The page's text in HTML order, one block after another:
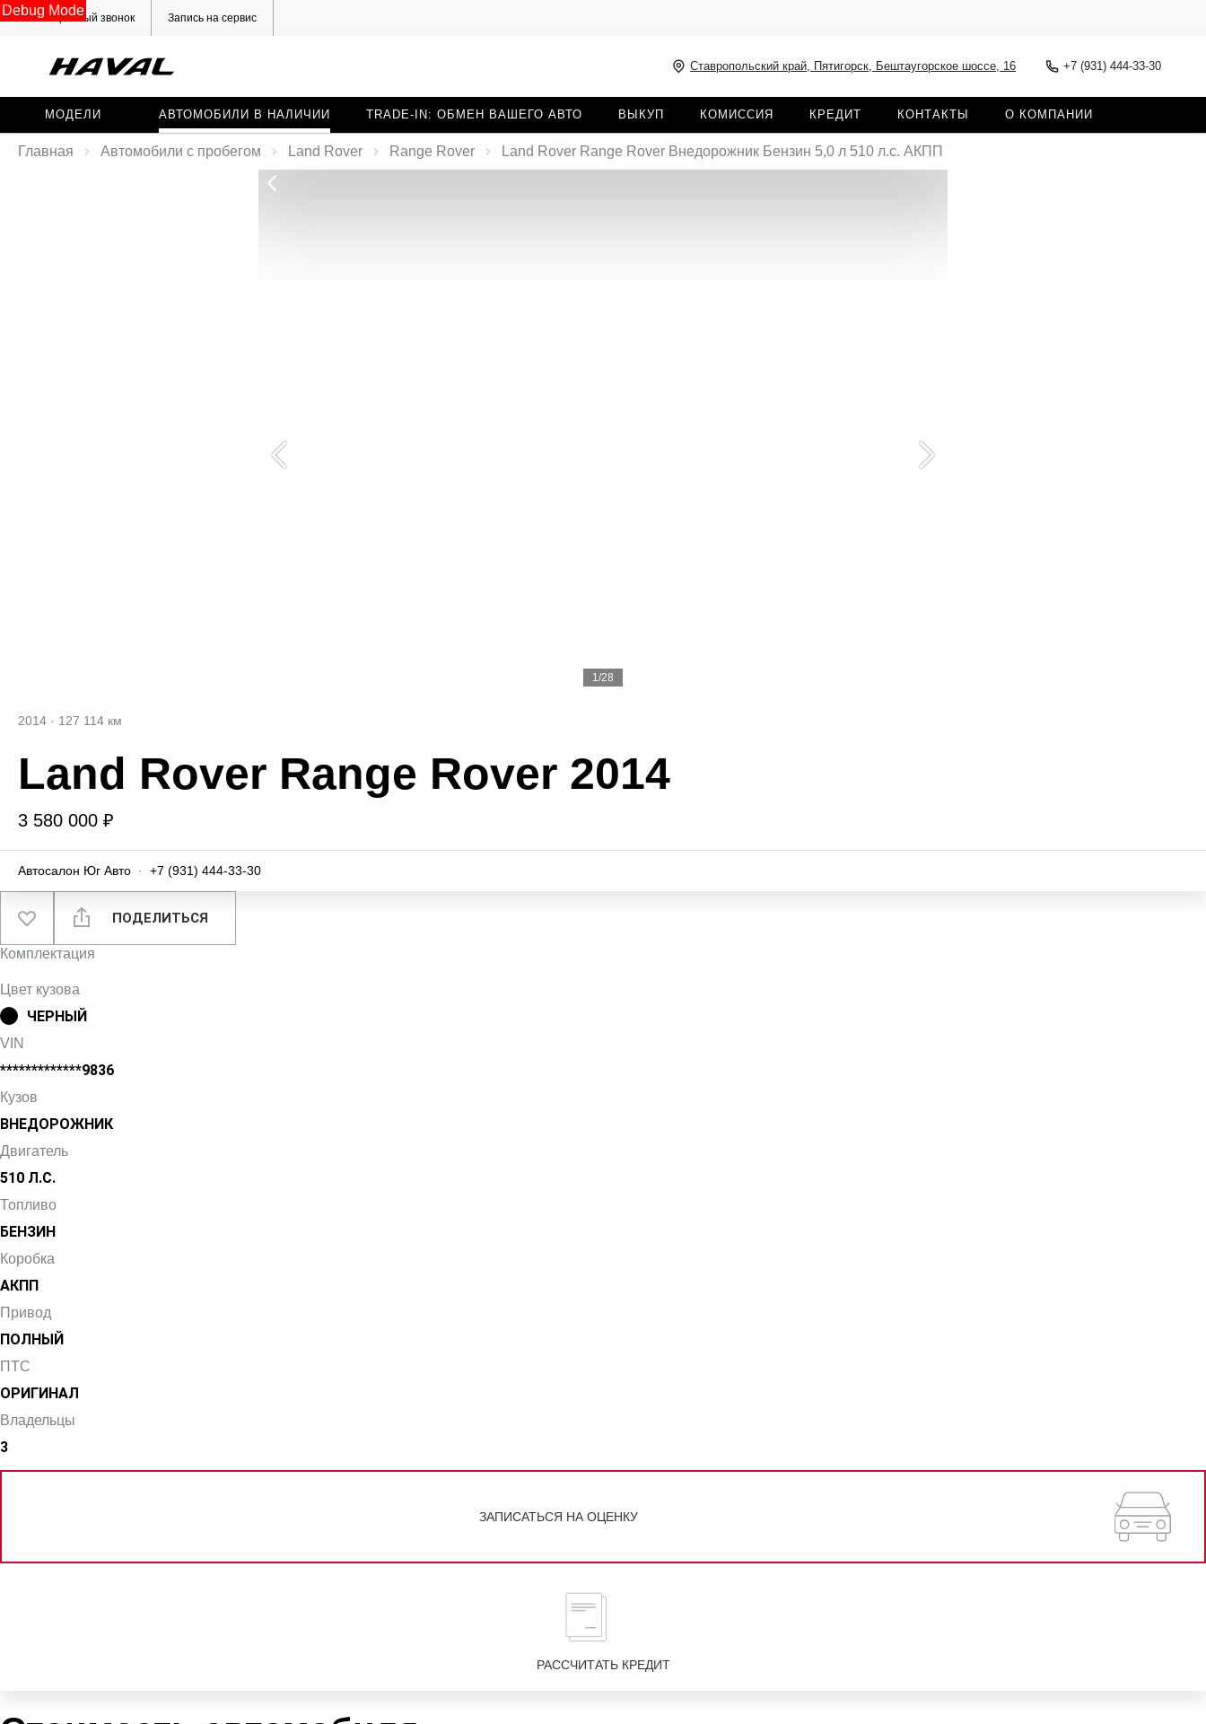
Debug ModeОбратный звонок Запись на сервис
+7 (931) 444-33-30
Ставропольский край, Пятигорск, Бештаугорское шоссе, 16
МОДЕЛИ АВТОМОБИЛИ В НАЛИЧИИ TRADE-IN: ОБМЕН ВАШЕГО АВТО ВЫКУП КОМИССИЯ КРЕДИТ КОНТАКТЫ О КОМПАНИИ
Главная Автомобили с пробегом Land Rover Range Rover Land Rover Range Rover Внедорожник Бензин 5,0 л 510 л.с. АКПП
1/28
2014 · 127 114 км
Land Rover Range Rover 2014
3 580 000 ₽
Автосалон Юг Авто · +7 (931) 444-33-30
ПОДЕЛИТЬСЯ
Комплектация
Цвет кузова
ЧЕРНЫЙ
VIN
*************9836
Кузов
ВНЕДОРОЖНИК
Двигатель
510 Л.С.
Топливо
БЕНЗИН
Коробка
АКПП
Привод
ПОЛНЫЙ
ПТС
ОРИГИНАЛ
Владельцы
3
ЗАПИСАТЬСЯ НА ОЦЕНКУ
РАССЧИТАТЬ КРЕДИТ